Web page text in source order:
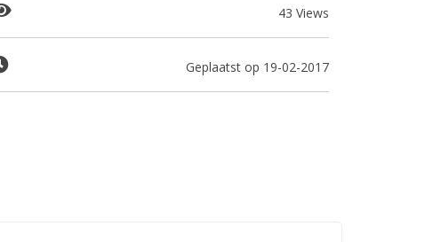
43 Views
Geplaatst op 19-02-2017